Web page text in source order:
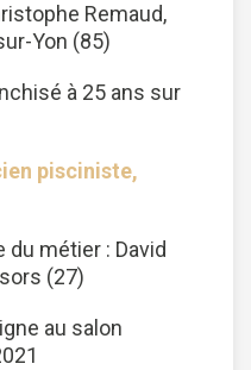
Remaud,
Yon (85)
à 25 ans sur
pisciniste,
du métier : David
(27)
au salon